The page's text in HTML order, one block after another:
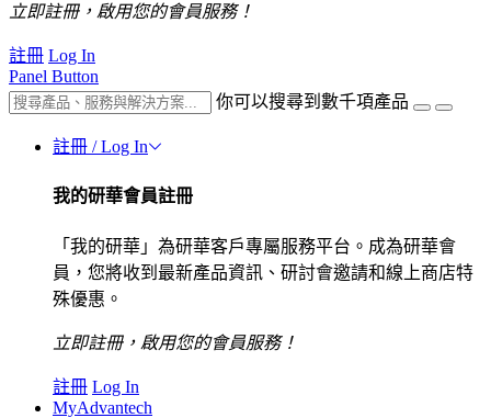
立即註冊，啟用您的會員服務！
註冊 Log In
Panel Button
你可以搜尋到數千項產品
註冊 / Log In
我的研華會員註冊
「我的研華」為研華客戶專屬服務平台。成為研華會
員，您將收到最新產品資訊、研討會邀請和線上商店特
殊優惠。
立即註冊，啟用您的會員服務！
註冊 Log In
MyAdvantech